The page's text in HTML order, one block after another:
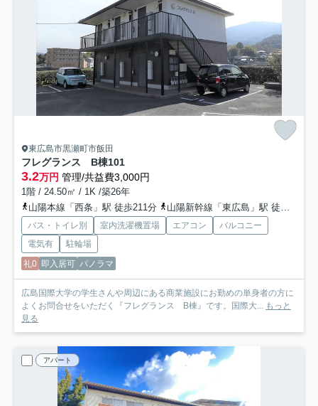
東広島市黒瀬町市飯田
フレグランス B棟101
3.2万円 管理/共益費3,000円
1階 / 24.50㎡ / 1K /築26年
山陽本線「西条」駅 徒歩211分
山陽新幹線「東広島」駅 徒歩162分
バス・トイレ別 室内洗濯機置場 エアコン
バルコニー
電気有
駐輪場
礼0 即入居可 パノラマ
広島国際大学の学生さんや周辺にある商業施設にお勤めの単身者の方に
よくお問合せをいただく『フレグランス B棟』です。国際大... もっと
見る
アパート